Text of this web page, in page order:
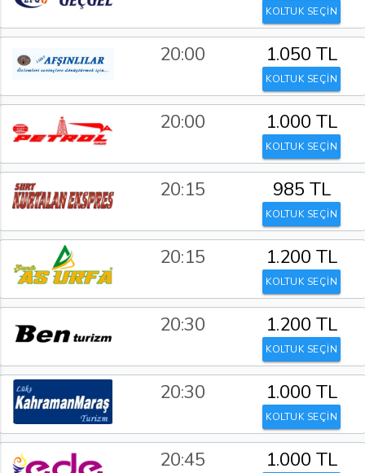
KOLTUK SEÇİN
20:00 1.050 TL
KOLTUK SEÇİN
20:00 1.000 TL
KOLTUK SEÇİN
20:15 985 TL
KOLTUK SEÇİN
20:15 1.200 TL
KOLTUK SEÇİN
20:30 1.200 TL
KOLTUK SEÇİN
20:30 1.000 TL
KOLTUK SEÇİN
20:45 1.000 TL